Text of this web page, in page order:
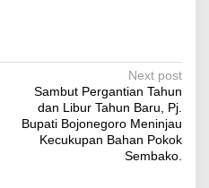
Next post
Sambut Pergantian Tahun
dan Libur Tahun Baru, Pj.
Bupati Bojonegoro Meninjau
Kecukupan Bahan Pokok
Sembako.